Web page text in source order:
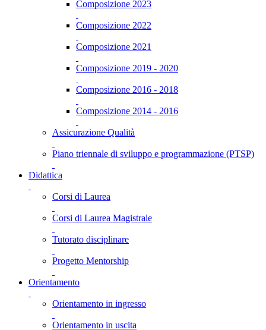
Composizione 2023
Composizione 2022
Composizione 2021
Composizione 2019 - 2020
Composizione 2016 - 2018
Composizione 2014 - 2016
Assicurazione Qualità
Piano triennale di sviluppo e programmazione (PTSP)
Didattica
Corsi di Laurea
Corsi di Laurea Magistrale
Tutorato disciplinare
Progetto Mentorship
Orientamento
Orientamento in ingresso
Orientamento in uscita